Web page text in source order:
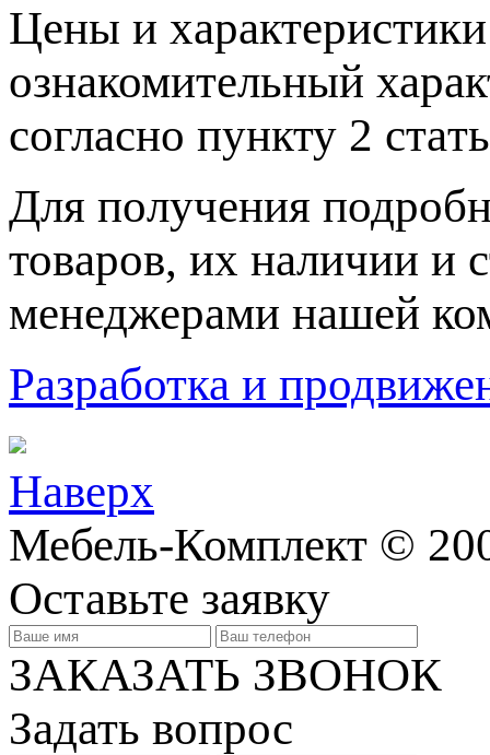
Цeны и
ознакомительный
согласно пункту 2
Для пoлучения
товaров, их нaличии и
менеджерами нашей
Разработка и
Наверх
Мебель-Комплект ©
Оставьте заявку
ЗАКАЗАТЬ ЗВОНОК
Задать вопрос